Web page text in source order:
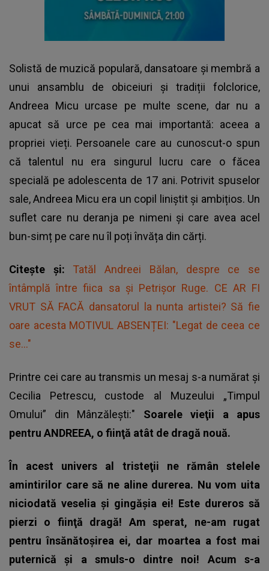
Solistă de muzică populară, dansatoare și membră a
unui ansamblu de obiceiuri și tradiții folclorice,
Andreea Micu urcase pe multe scene, dar nu a
apucat să urce pe cea mai importantă: aceea a
propriei vieți. Persoanele care au cunoscut-o spun
că talentul nu era singurul lucru care o făcea
specială pe adolescenta de 17 ani. Potrivit spuselor
sale, Andreea Micu era un copil liniștit și ambițios. Un
suflet care nu deranja pe nimeni și care avea acel
bun-simț pe care nu îl poți învăța din cărți.
Citește și: Tatăl Andreei Bălan, despre ce se
întâmplă între fiica sa și Petrișor Ruge. CE AR FI
VRUT SĂ FACĂ dansatorul la nunta artistei? Să fie
oare acesta MOTIVUL ABSENȚEI: "Legat de ceea ce
se..."
Printre cei care au transmis un mesaj s-a numărat și
Cecilia Petrescu, custode al Muzeului „Timpul
Omului” din Mânzălești:" Soarele vieţii a apus
pentru ANDREEA, o fiinţă atât de dragă nouă.
În acest univers al tristeţii ne rămân stelele
amintirilor care să ne aline durerea. Nu vom uita
niciodată veselia și gingășia ei! Este dureros să
pierzi o fiinţă dragă! Am sperat, ne-am rugat
pentru însănătoşirea ei, dar moartea a fost mai
puternică şi a smuls-o dintre noi! Acum s-a